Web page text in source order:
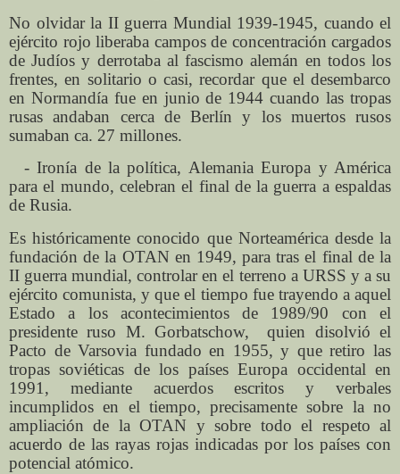
No olvidar la II guerra Mundial 1939-1945, cuando el
ejército rojo liberaba campos de concentración cargados
de Judíos y derrotaba al fascismo alemán en todos los
frentes, en solitario o casi, recordar que el desembarco
en Normandía fue en junio de 1944 cuando las tropas
rusas andaban cerca de Berlín y los muertos rusos
sumaban ca. 27 millones.
- Ironía de la política, Alemania Europa y América
para el mundo, celebran el final de la guerra a espaldas
de Rusia.
Es históricamente conocido que Norteamérica desde la
fundación de la OTAN en 1949, para tras el final de la
II guerra mundial, controlar en el terreno a URSS y a su
ejército comunista, y que el tiempo fue trayendo a aquel
Estado a los acontecimientos de 1989/90 con el
presidente ruso M. Gorbatschow,
quien disolvió el
Pacto de Varsovia fundado en 1955, y que retiro las
tropas soviéticas de los países Europa occidental en
1991, mediante acuerdos escritos y verbales
incumplidos en el tiempo, precisamente sobre la no
ampliación de la OTAN y sobre todo el respeto al
acuerdo de las rayas rojas indicadas por los países con
potencial atómico.